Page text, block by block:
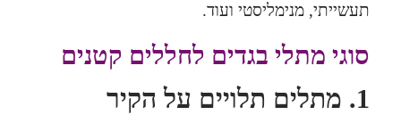
תעשייתי, מנימליסטי ועוד.
סוגי מתלי בגדים לחללים קטנים
1. מתלים תלויים על הקיר